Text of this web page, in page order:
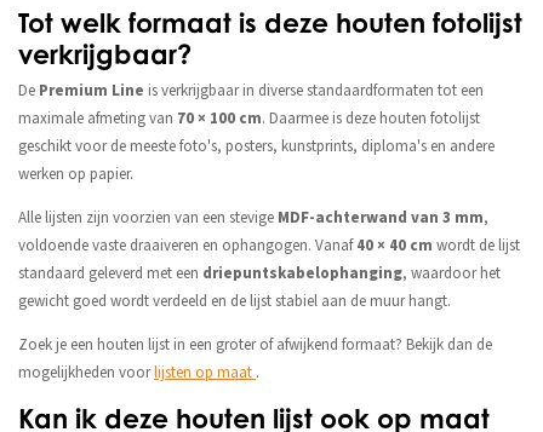
Tot welk formaat is deze houten fotolijst
verkrijgbaar?
De Premium Line is verkrijgbaar in diverse standaardformaten tot een
maximale afmeting van 70 × 100 cm. Daarmee is deze houten fotolijst
geschikt voor de meeste foto's, posters, kunstprints, diploma's en andere
werken op papier.
Alle lijsten zijn voorzien van een stevige MDF-achterwand van 3 mm,
voldoende vaste draaiveren en ophangogen. Vanaf40 × 40 cm wordt de lijst
standaard geleverd met een driepuntskabelophanging, waardoor het
gewicht goed wordt verdeeld en de lijst stabiel aan de muur hangt.
Zoek je een houten lijst in een groter of afwijkend formaat? Bekijk dan de
mogelijkheden voorlijsten op maat .
Kan ik deze houten lijst ook op maat